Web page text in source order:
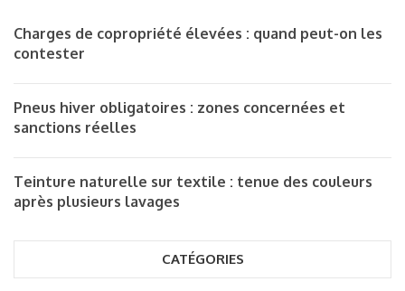
Charges de copropriété élevées : quand peut-on les
contester
Pneus hiver obligatoires : zones concernées et
sanctions réelles
Teinture naturelle sur textile : tenue des couleurs
après plusieurs lavages
CATÉGORIES